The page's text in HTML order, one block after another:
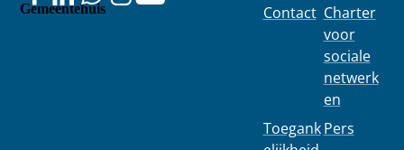
Gemeentehuis Contact
Toegank
Charter
voor
sociale
netwerk
en
Pers